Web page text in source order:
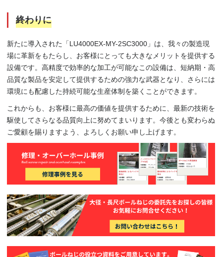
終わりに
新たに導入された「LU4000EX-MY-2SC3000」は、我々の製造現
場に革新をもたらし、お客様にとっても大きなメリットを提供する
設備です。高精度で効率的な加工が可能なこの設備は、短納期・高
品質な製品を安定して提供するための強力な武器となり、さらには
環境にも配慮した持続可能な生産体制を築くことができます。
これからも、お客様に最高の価値を提供するために、最新の技術を
駆使してさらなる品質向上に努めてまいります。今後とも変わらぬ
ご愛顧を賜りますよう、よろしくお願い申し上げます。